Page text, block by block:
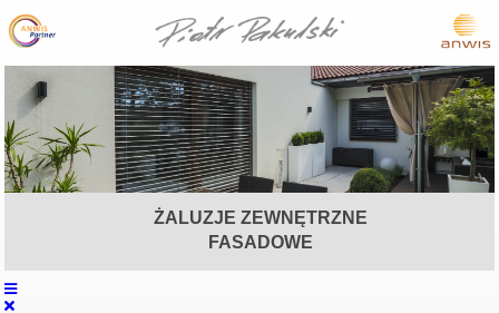
ŻALUZJE ZEWNĘTRZNE
FASADOWE
CISZA OCHRONA KOMFORT
STYL PRYWATNOŚĆ
OSŁONY
WEWNĘTRZNE
OSŁONY
ZEWNĘTRZNE
BRAMY
MARKIZY
INTELIGENTNY DOM